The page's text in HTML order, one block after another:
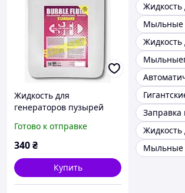
Жидкость для
генераторов пузырей
Готово к отправке
340₴
Купить
Мыльные
Жидкость
Мыльные